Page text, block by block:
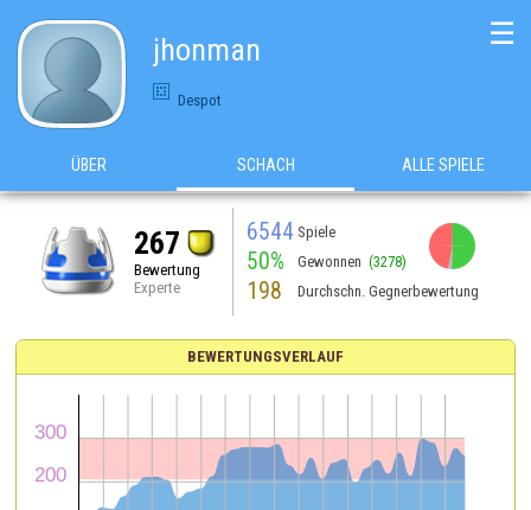
jhonman
Despot
☰
ÜBER SCHACH ALLE SPIELE
267
Bewertung
Experte
6544 Spiele
50% Gewonnen (3278)
198 Durchschn. Gegnerbewertung
BEWERTUNGSVERLAUF